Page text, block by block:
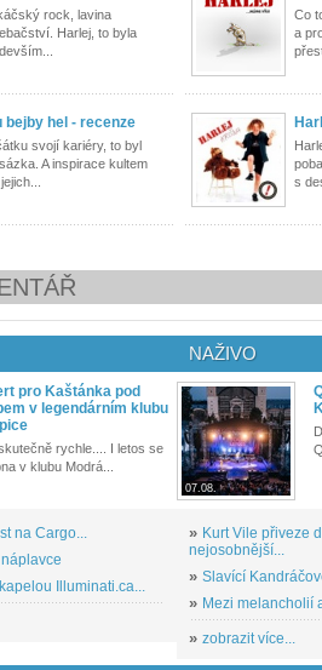
rock, lavina
Harlej, to byla
Co
a
bejby hel - recenze
svojí kariéry, to byl
A inspirace kultem
s
pro Kaštánka pod
v legendárním klubu
rychle.... I letos se
v klubu Modrá...
na Cargo...
Illuminati.ca...
NAŽIVO
07.08.
» Kurt Vile přiveze
nejosobnější...
» Slavící
» Mezi melancholií
» zobrazit více...